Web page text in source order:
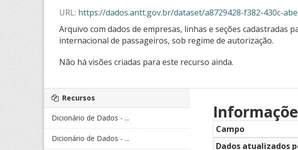
URL: https://dados.antt.gov.br/dataset/a8729428-f382-430c-abe5-
Arquivo com dados de empresas, linhas e seções
internacional de passageiros, sob regime de autorização.
Não há visões criadas para este recurso ainda.
Recursos
Dicionário de Dados - ...
Dicionário de Dados - ...
Campo
Dados atualizados